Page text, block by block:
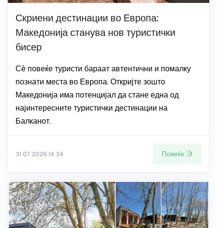
Скриени дестинации во Европа:
Македонија станува нов туристички
бисер
Сѐ повеќе туристи бараат автентични и помалку
познати места во Европа. Откријте зошто
Македонија има потенцијал да стане една од
најинтересните туристички дестинации на
Балканот.
31.07.2026 14:34 Повеќе